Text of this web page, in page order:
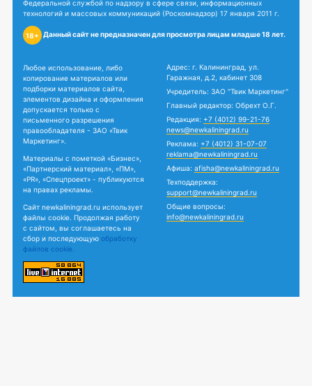
Федеральной службой по надзору в сфере связи, информационных
технологий и массовых коммуникаций (Роскомнадзор) 17 января 2011 г.
18+ Данный сайт не предназначен для просмотра лицам младше 18 лет.
Любое использование, либо
копирование материалов или
подборки материалов сайта,
элементов дизайна и оформления
допускается только с
письменного разрешения
правообладателя - ЗАО «Твик
Маркетинг».
Материалы с пометкой «Бизнес»,
«Партнерский материал», «ПМ»,
«PR», «Спецпроект» - публикуются
на правах рекламы.
Сайт newkaliningrad.ru использует
файлы cookie. Продолжая работу
с сайтом, вы соглашаетесь на
сбор и последующую обработку
файлов cookie.
Адрес: г. Калининград, ул.
Гаражная, д.2, кабинет 308
Учредитель: ЗАО "Твик Маркетинг"
Главный редактор: Обрехт О.Г.
Редакция: +7 (4012) 99-21-76
news@newkaliningrad.ru
Реклама: +7 (4012) 31-07-07
reklama@newkaliningrad.ru
Афиша: afisha@newkaliningrad.ru
Техподдержка:
support@newkaliningrad.ru
Общие вопросы:
info@newkaliningrad.ru